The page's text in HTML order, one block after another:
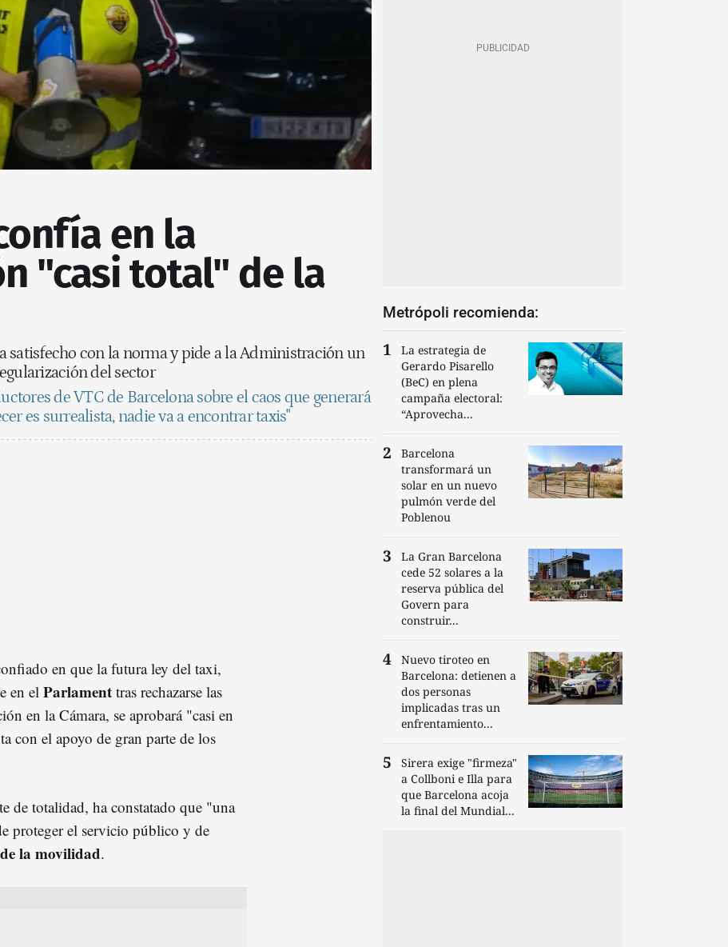
en la
"casi total" de la
satisfecho con la norma y pide a la Administración un
del sector
de VTC de Barcelona sobre el caos que generará
es surrealista, nadie va a encontrar taxis"
en que la futura ley del taxi,
en el Parlament tras rechazarse las
en la Cámara, se aprobará "casi en
con el apoyo de gran parte de los
de totalidad, ha constatado que "una
proteger el servicio público y de
la movilidad.
Metrópoli recomienda:
La estrategia de
Gerardo Pisarello
(BeC) en plena
campaña electoral:
“Aprovecha...
Barcelona
transformará un
solar en un nuevo
pulmón verde del
Poblenou
La Gran Barcelona
cede 52 solares a la
reserva pública del
Govern para
construir...
Nuevo tiroteo en
Barcelona: detienen a
dos personas
implicadas tras un
enfrentamiento...
Sirera exige "firmeza"
a Collboni e Illa para
que Barcelona acoja
la final del Mundial...